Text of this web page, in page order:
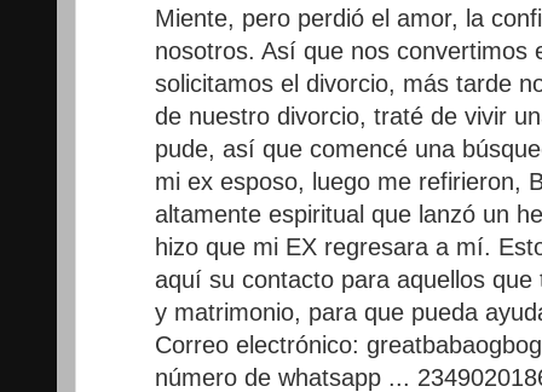
Miente, pero perdió el amor, la
nosotros. Así que nos convertimos
solicitamos el divorcio, más tarde
de nuestro divorcio, traté de vivir
pude, así que comencé una
mi ex esposo, luego me refirieron,
altamente espiritual que lanzó un
hizo que mi EX regresara a mí.
aquí su contacto para aquellos
y matrimonio, para que pueda
Correo electrónico:
número de whatsapp ...